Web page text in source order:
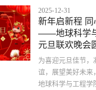
2025-12-31
新年启新程 同
——地球科学
元旦联欢晚会
为喜迎元旦佳节，
谊，展望美好未来
地球科学与工程学